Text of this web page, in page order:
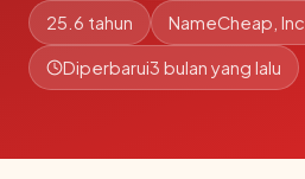
25.6 tahun NameCheap, Inc.
Diperbarui3 bulan yang lalu